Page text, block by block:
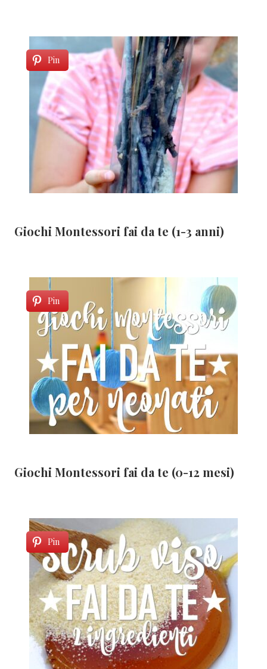
Pin
Giochi Montessori fai da te (1-3 anni)
Pin
Giochi Montessori fai da te (0-12 mesi)
Pin